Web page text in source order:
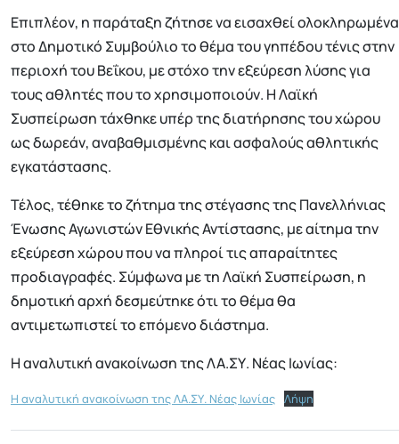
Επιπλέον, η παράταξη ζήτησε να εισαχθεί ολοκληρωμένα
στο Δημοτικό Συμβούλιο το θέμα του γηπέδου τένις στην
περιοχή του Βεΐκου, με στόχο την εξεύρεση λύσης για
τους αθλητές που το χρησιμοποιούν. Η Λαϊκή
Συσπείρωση τάχθηκε υπέρ της διατήρησης του χώρου
ως δωρεάν, αναβαθμισμένης και ασφαλούς αθλητικής
εγκατάστασης.
Τέλος, τέθηκε το ζήτημα της στέγασης της Πανελλήνιας
Ένωσης Αγωνιστών Εθνικής Αντίστασης, με αίτημα την
εξεύρεση χώρου που να πληροί τις απαραίτητες
προδιαγραφές. Σύμφωνα με τη Λαϊκή Συσπείρωση, η
δημοτική αρχή δεσμεύτηκε ότι το θέμα θα
αντιμετωπιστεί το επόμενο διάστημα.
Η αναλυτική ανακοίνωση της ΛΑ.ΣΥ. Νέας Ιωνίας:
Η αναλυτική ανακοίνωση της ΛΑ.ΣΥ. Νέας Ιωνίας Λήψη